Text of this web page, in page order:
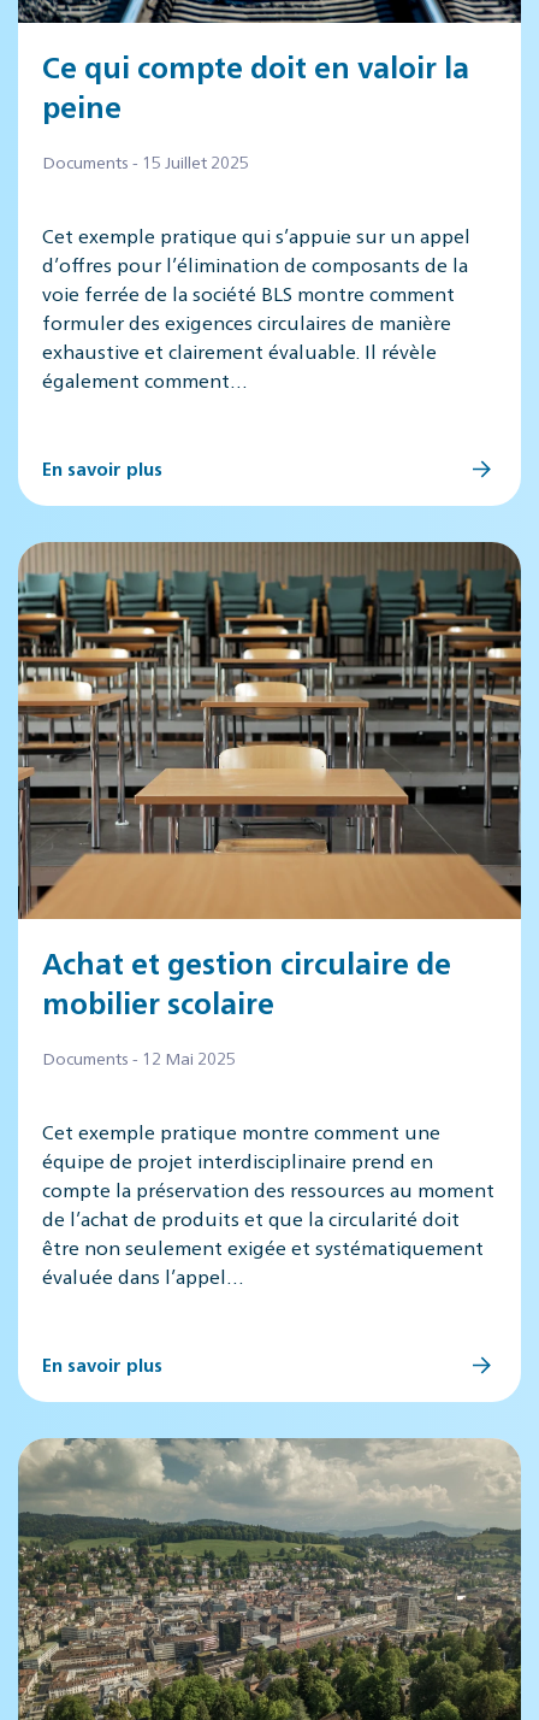
Ce qui compte doit en valoir la
peine
Documents - 15 Juillet 2025
Cet exemple pratique qui s’appuie sur un appel
d’offres pour l’élimination de composants de la
voie ferrée de la société BLS montre comment
formuler des exigences circulaires de manière
exhaustive et clairement évaluable. Il révèle
également comment…
En savoir plus
Achat et gestion circulaire de
mobilier scolaire
Documents - 12 Mai 2025
Cet exemple pratique montre comment une
équipe de projet interdisciplinaire prend en
compte la préservation des ressources au moment
de l’achat de produits et que la circularité doit
être non seulement exigée et systématiquement
évaluée dans l’appel…
En savoir plus